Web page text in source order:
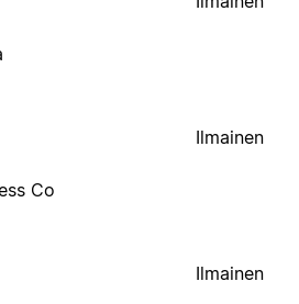
Co
Ilmainen
Ilmainen